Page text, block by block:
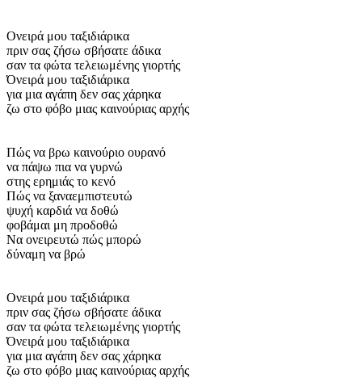
Ονειρά μου ταξιδιάρικα
πριν σας ζήσω σβήσατε άδικα
σαν τα φώτα τελειωμένης γιορτής
Όνειρά μου ταξιδιάρικα
για μια αγάπη δεν σας χάρηκα
ζω στο φόβο μιας καινούριας αρχής
Πώς να βρω καινούριο ουρανό
να πάψω πια να γυρνώ
στης ερημιάς το κενό
Πώς να ξαναεμπιστευτώ
ψυχή καρδιά να δοθώ
φοβάμαι μη προδοθώ
Να ονειρευτώ πώς μπορώ
δύναμη να βρώ
Ονειρά μου ταξιδιάρικα
πριν σας ζήσω σβήσατε άδικα
σαν τα φώτα τελειωμένης γιορτής
Όνειρά μου ταξιδιάρικα
για μια αγάπη δεν σας χάρηκα
ζω στο φόβο μιας καινούριας αρχής